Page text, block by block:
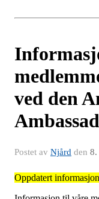
ved den
Postet av Njård den 8.
Oppdatert